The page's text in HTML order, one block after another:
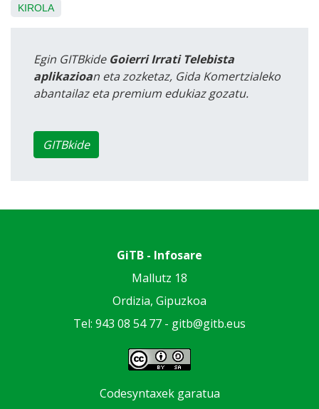
KIROLA
Egin GITBkide Goierri Irrati Telebista
aplikazioan eta zozketaz, Gida Komertzialeko
abantailaz eta premium edukiaz gozatu.
GITBkide
GiTB - Infosare
Mallutz 18
Ordizia, Gipuzkoa
Tel: 943 08 54 77 - gitb@gitb.eus
Codesyntaxek garatua